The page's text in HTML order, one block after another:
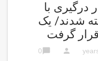
درگیری با
شدند/ یک
گرفت
person
chat_bubble
0